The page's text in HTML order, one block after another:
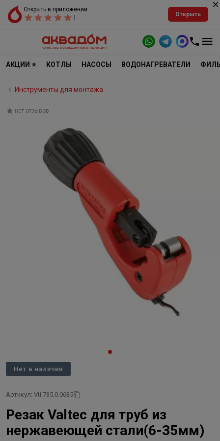
Открыть в приложении
1
Открыть
АКЦИИ ⭐ КОТЛЫ НАСОСЫ ВОДОНАГРЕВАТЕЛИ
Инструменты для монтажа
нет отзывов
Нет в наличии
Артикул: Vti.735.0.0635
Резак Valtec для труб из
нержавеющей стали(6-35мм)